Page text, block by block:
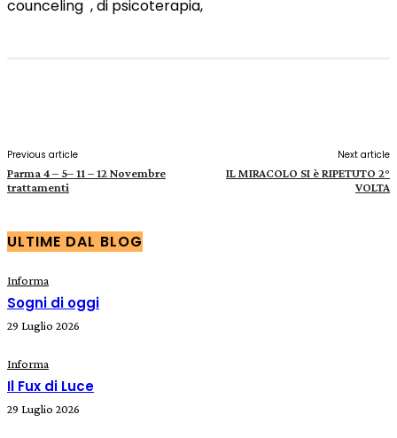
counceling , di psicoterapia,
Previous article
Parma 4 – 5– 11 – 12 Novembre
trattamenti
Next article
IL MIRACOLO SI è RIPETUTO 2°
VOLTA
ULTIME DAL BLOG
Informa
Sogni di oggi
29 Luglio 2026
Informa
Il Fux di Luce
29 Luglio 2026